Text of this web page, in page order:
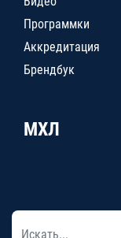
Программки
Аккредитация
Брендбук
МХЛ